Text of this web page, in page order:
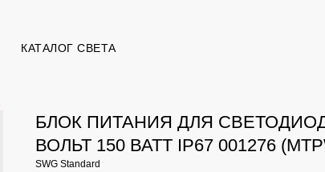
КАТАЛОГ СВЕТА
БЛОК ПИТАНИЯ ДЛЯ
ВОЛЬТ 150 ВАТТ IP67 001276
SWG Standard